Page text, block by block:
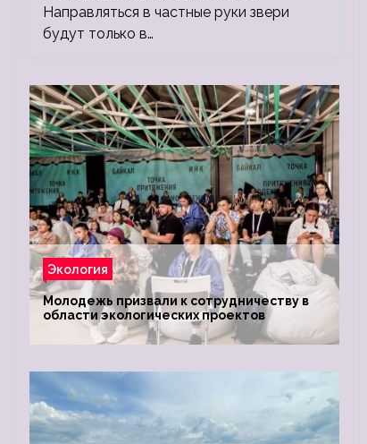
Направляться в частные руки звери
будут только в…
Экология
Молодежь призвали к сотрудничеству в
области экологических проектов